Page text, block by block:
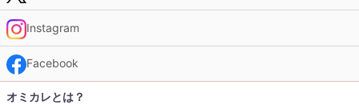
Instagram
Facebook
オミカレとは？